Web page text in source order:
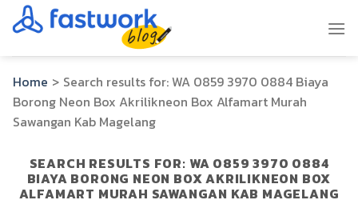
Skip
to
Home > Search results for:WA 0859 3970 0884 Biaya
Borong Neon Box Akrilikneon Box Alfamart Murah
Sawangan Kab Magelang
SEARCH RESULTS FOR: WA 0859 3970 0884
BIAYA BORONG NEON BOX AKRILIKNEON BOX
ALFAMART MURAH SAWANGAN KAB MAGELANG